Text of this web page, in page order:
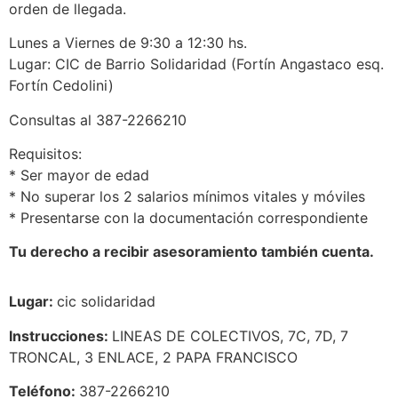
orden de llegada.
Lunes a Viernes de 9:30 a 12:30 hs.
Lugar: CIC de Barrio Solidaridad (Fortín Angastaco esq.
Fortín Cedolini)
Consultas al 387-2266210
Requisitos:
* Ser mayor de edad
* No superar los 2 salarios mínimos vitales y móviles
* Presentarse con la documentación correspondiente
Tu derecho a recibir asesoramiento también cuenta.
Lugar: cic solidaridad
Instrucciones: LINEAS DE COLECTIVOS, 7C, 7D, 7
TRONCAL, 3 ENLACE, 2 PAPA FRANCISCO
Teléfono: 387-2266210